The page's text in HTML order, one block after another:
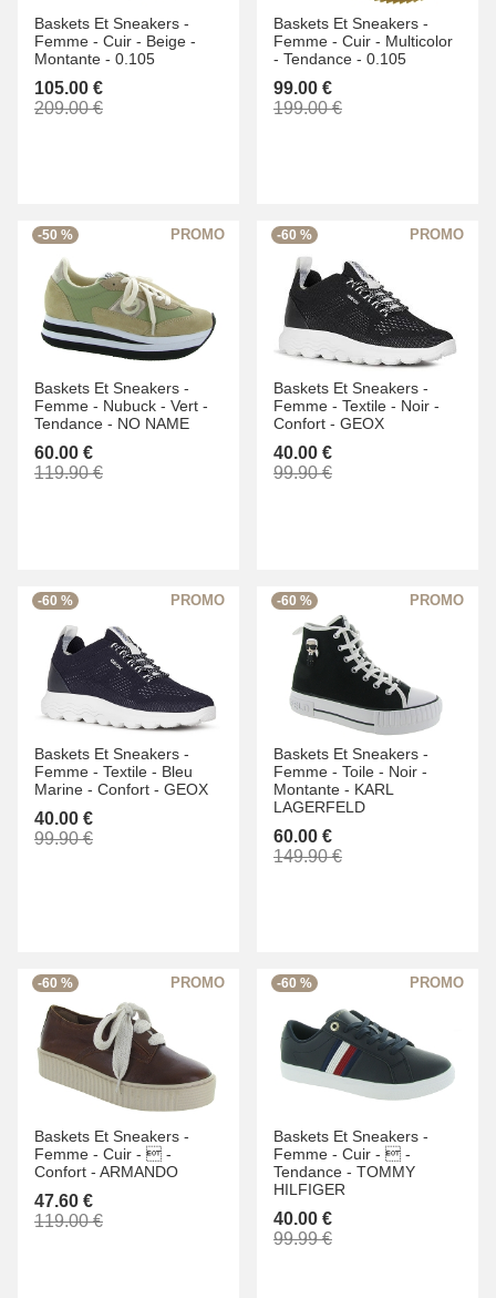
Baskets Et Sneakers -
Femme - Cuir - Beige -
Montante - 0.105
105.00 €
209.00 €
Baskets Et Sneakers -
Femme - Cuir - Multicolor
- Tendance - 0.105
99.00 €
199.00 €
-50 %
Baskets Et Sneakers -
Femme - Nubuck - Vert -
Tendance - NO NAME
60.00 €
119.90 €
-60 %
Baskets Et Sneakers -
Femme - Textile - Noir -
Confort - GEOX
40.00 €
99.90 €
-60 %
Baskets Et Sneakers -
Femme - Textile - Bleu
Marine - Confort - GEOX
40.00 €
99.90 €
-60 %
Baskets Et Sneakers -
Femme - Toile - Noir -
Montante - KARL
LAGERFELD
60.00 €
149.90 €
-60 %
Baskets Et Sneakers -
Femme - Cuir -  -
Confort - ARMANDO
47.60 €
119.00 €
-60 %
Baskets Et Sneakers -
Femme - Cuir -  -
Tendance - TOMMY
HILFIGER
40.00 €
99.99 €